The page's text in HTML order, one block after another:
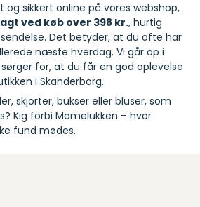
og sikkert online på vores webshop,
ved køb over 398 kr., hurtig
Det betyder, at du ofte har
næste hverdag. Vi går op i
for, at du får en god oplevelse
i Skanderborg.
skjorter, bukser eller bluser, som
Kig forbi Mamelukken – hvor
fund mødes.